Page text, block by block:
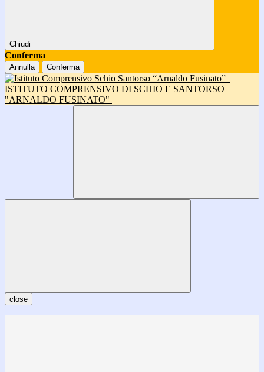
Chiudi
Conferma
Annulla Conferma
ISTITUTO COMPRENSIVO DI SCHIO E SANTORSO
"ARNALDO FUSINATO"
close